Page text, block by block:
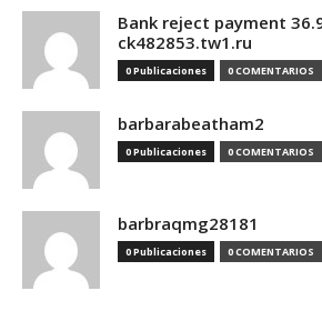
Bank reject payment
ck482853.tw1.ru
0 Publicaciones 0 COMENTARIOS
barbarabeatham2
0 Publicaciones 0 COMENTARIOS
barbraqmg28181
0 Publicaciones 0 COMENTARIOS